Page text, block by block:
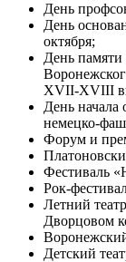
День
День
октября;
День памяти
XVII-XVIII
День начала
немецко-
Форум и
Фестиваль
Рок-
Летний
Дворцовом
Детский